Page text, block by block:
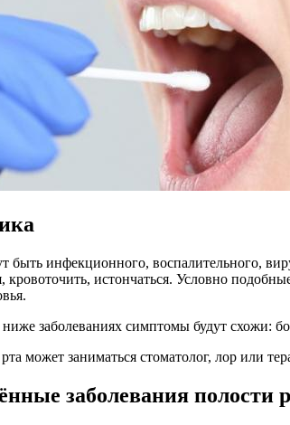
быть инфекционного, воспалительного,
кровоточить, истончаться. Условно
заболеваниях симптомы будут схожи:
может заниматься стоматолог, лор или
заболевания полости